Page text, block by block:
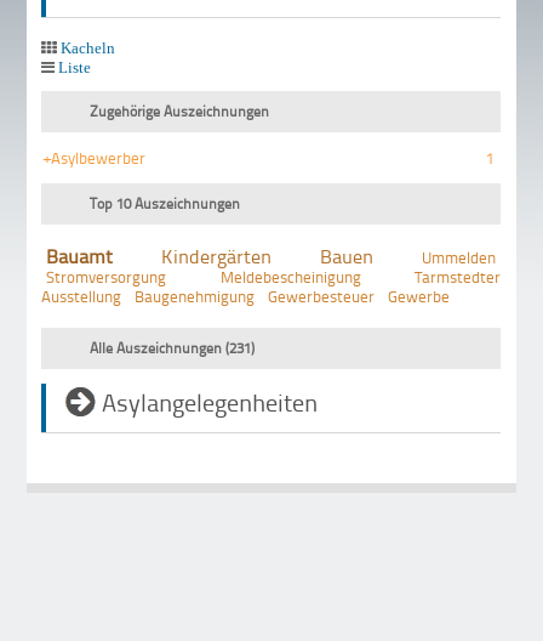
Kacheln
Liste
Zugehörige Auszeichnungen
+Asylbewerber 1
Top 10 Auszeichnungen
Bauamt Kindergärten Bauen
Ummelden
Stromversorgung
Meldebescheinigung
Tarmstedter
Ausstellung
Baugenehmigung Gewerbesteuer Gewerbe
Alle Auszeichnungen (231)
Asylangelegenheiten